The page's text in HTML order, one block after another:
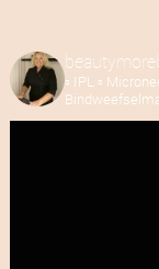
▫️ IPL▫️